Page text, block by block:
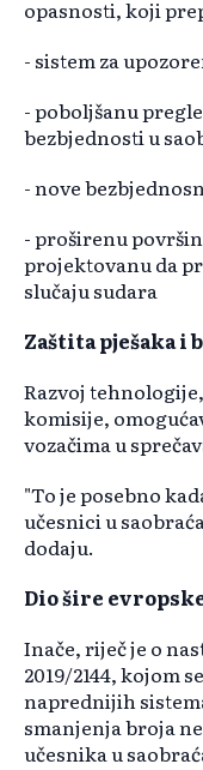
opasnosti, koji
- sistem za
- poboljšanu
bezbjednosti u
- nove
- proširenu
projektovanu da
slučaju sudara
Zaštita pješaka
Razvoj
komisije,
vozačima u
"To je posebno
učesnici u
dodaju.
Dio šire
Inače, riječ je o
2019/2144, kojom
naprednijih
smanjenja broja
učesnika u